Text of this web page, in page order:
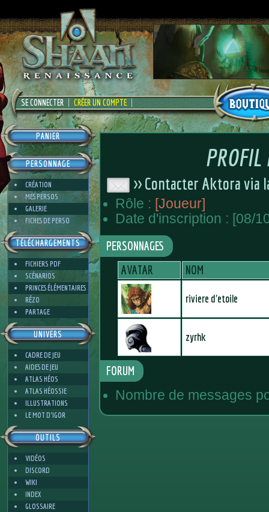
SE CONNECTER CRÉER UN COMPTE
PANIER
PERSONNAGE
CRÉATION
MES PERSOS
GALERIE
FICHES DE PERSO
TÉLÉCHARGEMENTS
FICHIERS PDF
SCÉNARIOS
PRINCES ÉLÉMENTAIRES
RÉZO
PARTAGE
UNIVERS
CADRE DE JEU
AIDES DE JEU
ATLAS HÉOS
ATLAS HÉOSSIE
ILLUSTRATIONS
LE MOT D'IGOR
OUTILS
VIDÉOS
DISCORD
WIKI
INDEX
GLOSSAIRE
>> Contacter Aktora via
Rôle : [Joueur]
Date d'inscription : [08/
PERSONNAGES
AVATAR
NOM
riviere d'etoile
zyrhk
FORUM
Nombre de messages